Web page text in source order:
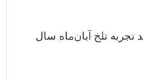
تلخ آبان‌ماه سال